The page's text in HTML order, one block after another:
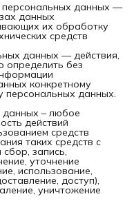
данных —
данных
их обработку
средств
данных — действия,
определить без
конкретному
персональных данных.
– любое
действий
средств
таких средств с
запись,
уточнение
использование,
доступ),
уничтожение